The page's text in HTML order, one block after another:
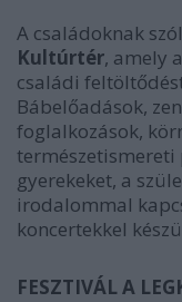
A családoknak
Kultúrtér, amely
családi
Bábelőadások,
foglalkozások,
gyerekeket, a
irodalommal
koncertekkel
FESZTIVÁL A